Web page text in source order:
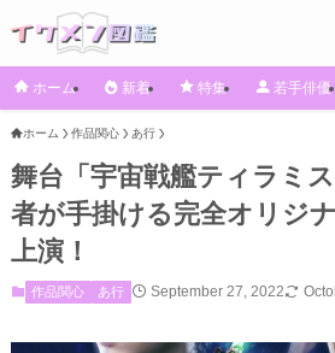
ホーム 新着 特集 若手俳優
ホーム 作品関心 あ行
舞台「宇宙戦艦ティラミ
者が手掛ける完全オリジ
上演！
作品関心 あ行 September 27, 2022